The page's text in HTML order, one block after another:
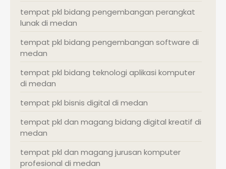
tempat pkl bidang pengembangan perangkat
lunak di medan
tempat pkl bidang pengembangan software di
medan
tempat pkl bidang teknologi aplikasi komputer
di medan
tempat pkl bisnis digital di medan
tempat pkl dan magang bidang digital kreatif di
medan
tempat pkl dan magang jurusan komputer
profesional di medan